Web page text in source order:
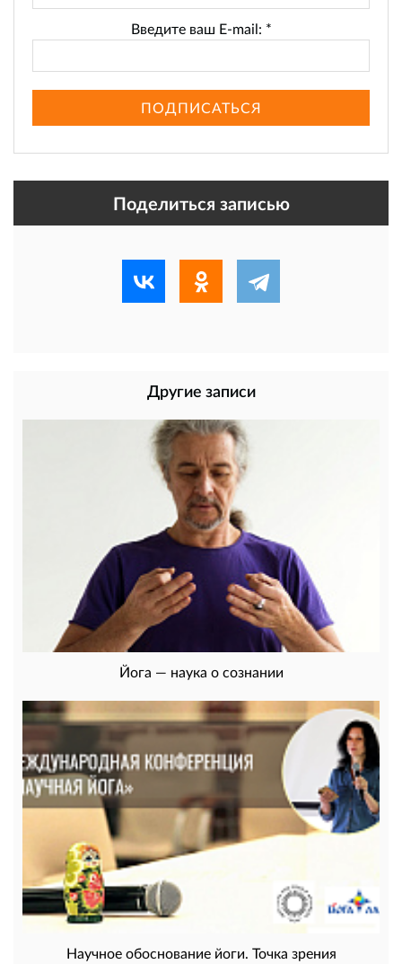
Введите ваш E-mail: *
ПОДПИСАТЬСЯ
Поделиться записью
Другие записи
Йога — наука о сознании
Научное обоснование йоги. Точка зрения